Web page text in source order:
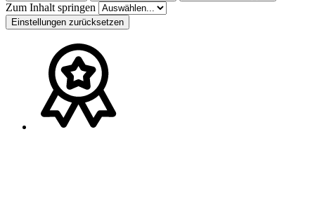
Zum Inhalt springen
Einstellungen zurücksetzen